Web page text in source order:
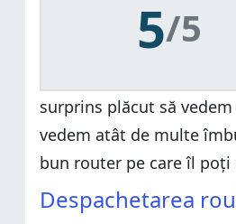
5/5
surprins plăcut să
vedem atât de multe
bun router pe care îl
Despachetarea